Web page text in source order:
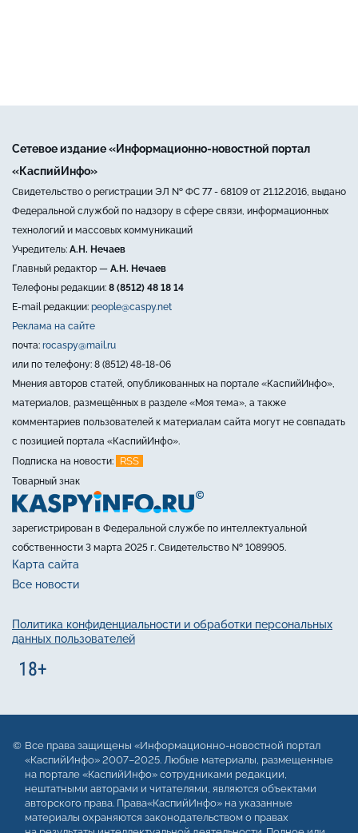
Сетевое издание «Информационно-новостной портал
«КаспийИнфо»
Свидетельство о регистрации ЭЛ № ФС 77 - 68109 от 21.12.2016, выдано
Федеральной службой по надзору в сфере связи, информационных
технологий и массовых коммуникаций
Учредитель: А.Н. Нечаев
Главный редактор — А.Н. Нечаев
Телефоны редакции: 8 (8512) 48 18 14
E-mail редакции: people@caspy.net
Реклама на сайте
почта: rocaspy@mail.ru
или по телефону: 8 (8512) 48-18-06
Мнения авторов статей, опубликованных на портале «КаспийИнфо»,
материалов, размещённых в разделе «Моя тема», а также
комментариев пользователей к материалам сайта могут не совпадать
с позицией портала «КаспийИнфо».
Подписка на новости:
RSS
Товарный знак
зарегистрирован в Федеральной службе по интеллектуальной
собственности 3 марта 2025 г. Свидетельство № 1089905.
Карта сайта
Все новости
Политика конфиденциальности и обработки персональных
данных пользователей
Все права защищены «Информационно-новостной портал
«КаспийИнфо» 2007–2025. Любые материалы, размещенные
на портале «КаспийИнфо» сотрудниками редакции,
нештатными авторами и читателями, являются объектами
авторского права. Права«КаспийИнфо» на указанные
материалы охраняются законодательством о правах